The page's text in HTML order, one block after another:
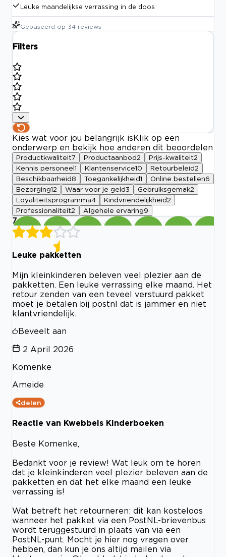
Leuke maandelijkse verrassing in de doos
Gebaseerd op 34 reviews
Filters
Kies wat voor jou belangrijk is Klik op een
onderwerp en bekijk hoe anderen dit beoordelen
Productkwaliteit7 Productaanbod2 Prijs-kwaliteit2
Kennis personeel 1 Klantenservice10 Retourbeleid2
Beschikbaarheid 8 Toegankelijkheid1 Online bestellen6
Bezorging12 Waar voor je geld3 Gebruiksgemak2
Loyaliteitsprogramma4 Kindvriendelijkheid2
Professionaliteit2 Algehele ervaring9
7
Leuke pakketten
Mijn kleinkinderen beleven veel plezier aan de
pakketten. Een leuke verrassing elke maand. Het
retour zenden van een teveel verstuurd pakket
moet je betalen bij postnl dat is jammer en niet
klantvriendelijk.
Beveelt aan
2 April 2026
Komenke
Ameide
delen
Reactie van Kwebbels Kinderboeken
Beste Komenke,
Bedankt voor je review! Wat leuk om te horen
dat je kleinkinderen veel plezier beleven aan de
pakketten en dat het elke maand een leuke
verrassing is!
Wat betreft het retourneren: dit kan kosteloos
wanneer het pakket via een PostNL-brievenbus
wordt teruggestuurd in plaats van via een
PostNL-punt. Mocht je hier nog vragen over
hebben, dan kun je ons altijd mailen via